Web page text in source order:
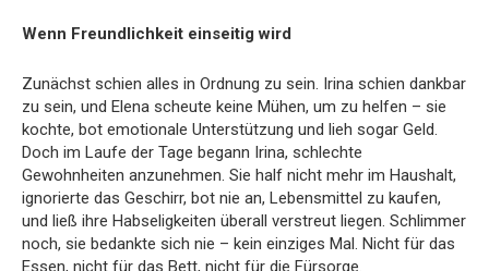
Wenn Freundlichkeit einseitig wird
Zunächst schien alles in Ordnung zu sein. Irina schien dankbar
zu sein, und Elena scheute keine Mühen, um zu helfen – sie
kochte, bot emotionale Unterstützung und lieh sogar Geld.
Doch im Laufe der Tage begann Irina, schlechte
Gewohnheiten anzunehmen. Sie half nicht mehr im Haushalt,
ignorierte das Geschirr, bot nie an, Lebensmittel zu kaufen,
und ließ ihre Habseligkeiten überall verstreut liegen. Schlimmer
noch, sie bedankte sich nie – kein einziges Mal. Nicht für das
Essen, nicht für das Bett, nicht für die Fürsorge.